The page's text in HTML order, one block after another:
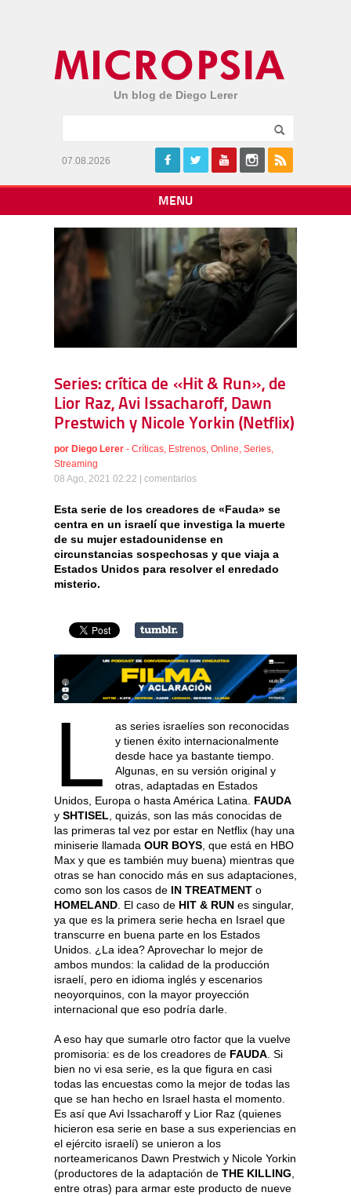
Un blog de Diego Lerer
07.08.2026
MENU
Series: crítica de «Hit & Run», de
Lior Raz, Avi Issacharoff, Dawn
Prestwich y Nicole Yorkin (Netflix)
por Diego Lerer - Críticas, Estrenos, Online, Series,
Streaming
08 Ago, 2021 02:22 | comentarios
Esta serie de los creadores de «Fauda» se
centra en un israelí que investiga la muerte
de su mujer estadounidense en
circunstancias sospechosas y que viaja a
Estados Unidos para resolver el enredado
misterio.
L
as series israelíes son reconocidas
y tienen éxito internacionalmente
desde hace ya bastante tiempo.
Algunas, en su versión original y
otras, adaptadas en Estados
Unidos, Europa o hasta América Latina. FAUDA
y SHTISEL, quizás, son las más conocidas de
las primeras tal vez por estar en Netflix (hay una
miniserie llamada OUR BOYS, que está en HBO
Max y que es también muy buena) mientras que
otras se han conocido más en sus adaptaciones,
como son los casos de IN TREATMENT o
HOMELAND. El caso de HIT & RUN es singular,
ya que es la primera serie hecha en Israel que
transcurre en buena parte en los Estados
Unidos. ¿La idea? Aprovechar lo mejor de
ambos mundos: la calidad de la producción
israelí, pero en idioma inglés y escenarios
neoyorquinos, con la mayor proyección
internacional que eso podría darle.
A eso hay que sumarle otro factor que la vuelve
promisoria: es de los creadores de FAUDA. Si
bien no vi esa serie, es la que figura en casi
todas las encuestas como la mejor de todas las
que se han hecho en Israel hasta el momento.
Es así que Avi Issacharoff y Lior Raz (quienes
hicieron esa serie en base a sus experiencias en
el ejército israelí) se unieron a los
norteamericanos Dawn Prestwich y Nicole Yorkin
(productores de la adaptación de THE KILLING,
entre otras) para armar este producto de nueve